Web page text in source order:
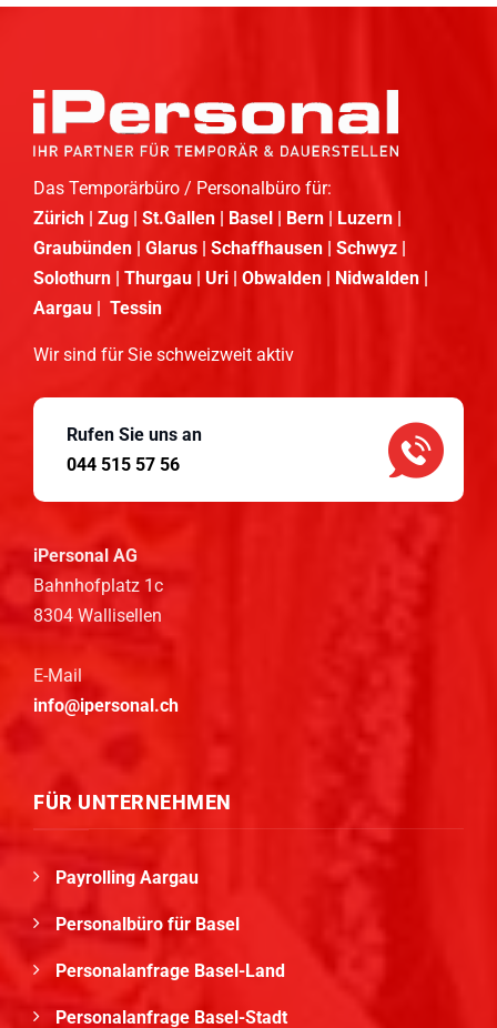
Das Temporärbüro / Personalbüro für:
Zürich | Zug | St.Gallen | Basel | Bern | Luzern |
Graubünden | Glarus | Schaffhausen | Schwyz |
Solothurn | Thurgau | Uri | Obwalden | Nidwalden |
Aargau | Tessin
Wir sind für Sie schweizweit aktiv
Rufen Sie uns an
044 515 57 56
iPersonal AG
Bahnhofplatz 1c
8304 Wallisellen
E-Mail
info@ipersonal.ch
FÜR UNTERNEHMEN
Payrolling Aargau
Personalbüro für Basel
Personalanfrage Basel-Land
Personalanfrage Basel-Stadt